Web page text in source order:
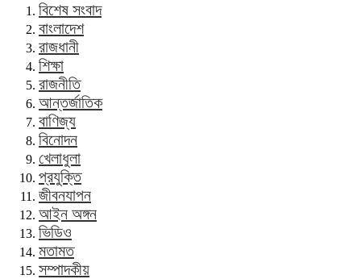
বিশেষ সংবাদ
বাংলাদেশ
রাজধানী
শিক্ষা
রাজনীতি
আন্তর্জাতিক
বাণিজ্য
বিনোদন
খেলাধুলা
প্রযুক্তি
জীবনযাপন
আইন অঙ্গন
ভিডিও
মতামত
সম্পাদকীয়